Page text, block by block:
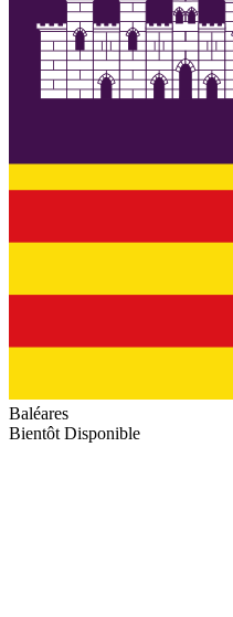
Baléares
Bientôt Disponible